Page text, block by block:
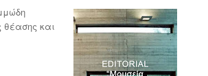
θέασης και